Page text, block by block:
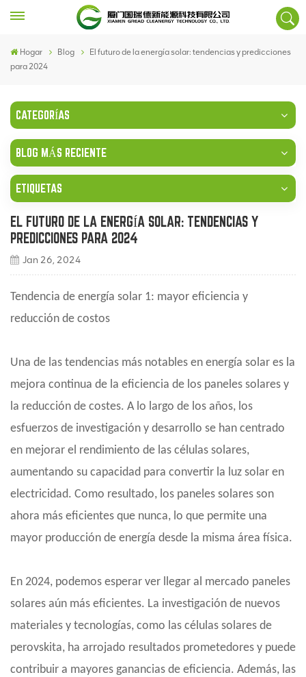
Hogar Blog
El futuro de la energía solar: tendencias y predicciones
para 2024
CATEGORÍAS
BLOG MÁS RECIENTE
ETIQUETAS
EL FUTURO DE LA ENERGÍA SOLAR: TENDENCIAS Y
PREDICCIONES PARA 2024
Jan 26, 2024
Tendencia de energía solar 1: mayor eficiencia y
reducción de costos
Una de las tendencias más notables en energía solar es la
mejora continua de la eficiencia de los paneles solares y
la reducción de costes. A lo largo de los años, los
esfuerzos de investigación y desarrollo se han centrado
en mejorar el rendimiento de las células solares,
aumentando su capacidad para convertir la luz solar en
electricidad. Como resultado, los paneles solares son
ahora más eficientes que nunca, lo que permite una
mayor producción de energía desde la misma área física.
En 2024, podemos esperar ver llegar al mercado paneles
solares aún más eficientes. La investigación de nuevos
materiales y tecnologías, como las células solares de
perovskita, ha arrojado resultados prometedores y puede
contribuir a mayores ganancias de eficiencia. Además, las